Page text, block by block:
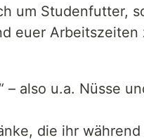
um Studenfutter,
euer
– also u.a. Nüsse
die ihr